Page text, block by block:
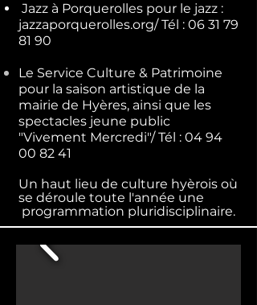
Jazz à Porquerolles pour le jazz :
jazzaporquerolles.org/ Tél : 06 31 79
81 90
Le Service Culture & Patrimoine
pour la saison artistique de la
mairie de Hyères, ainsi que les
spectacles jeune public
"Vivement Mercredi"/ Tél : 04 94
00 82 41
Un haut lieu de culture hyèrois où
se déroule toute l'année une
programmation pluridisciplinaire.